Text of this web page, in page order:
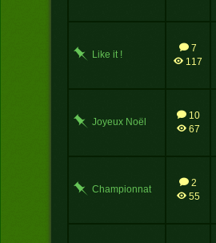
Like it !
7
117
Joyeux Noël
10
67
Championnat
2
55